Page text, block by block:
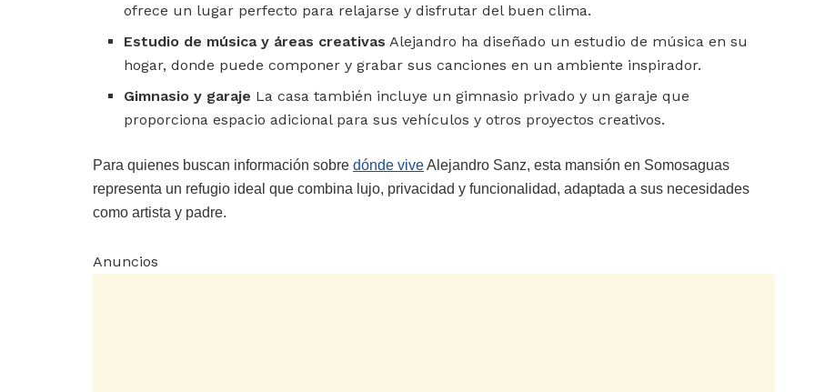
ofrece un lugar perfecto para relajarse y disfrutar del buen clima.
Estudio de música y áreas creativas Alejandro ha diseñado un estudio de música en su
hogar, donde puede componer y grabar sus canciones en un ambiente inspirador.
Gimnasio y garaje La casa también incluye un gimnasio privado y un garaje que
proporciona espacio adicional para sus vehículos y otros proyectos creativos.
Para quienes buscan información sobre dónde viveAlejandro Sanz, esta mansión en Somosaguas
representa un refugio ideal que combina lujo, privacidad y funcionalidad, adaptada a sus necesidades
como artista y padre.
Anuncios